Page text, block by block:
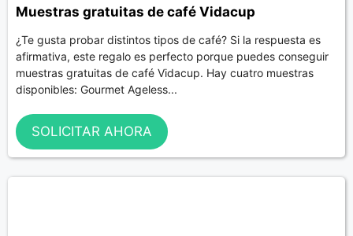
Muestras gratuitas de café Vidacup
¿Te gusta probar distintos tipos de café? Si la respuesta es
afirmativa, este regalo es perfecto porque puedes conseguir
muestras gratuitas de café Vidacup. Hay cuatro muestras
disponibles: Gourmet Ageless...
SOLICITAR AHORA